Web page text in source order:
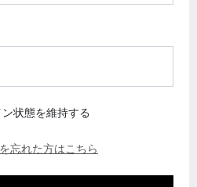
ン状態を維持する
忘れた方はこちら